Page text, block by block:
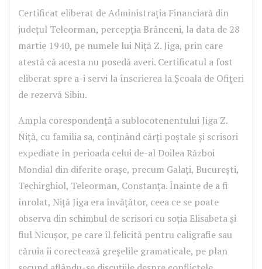
Certificat eliberat de Administrația Financiară din
județul Teleorman, percepția Brânceni, la data de 28
martie 1940, pe numele lui Niță Z. Jiga, prin care
atestă că acesta nu posedă averi. Certificatul a fost
eliberat spre a-i servi la înscrierea la Școala de Ofițeri
de rezervă Sibiu.
Ampla corespondență a sublocotenentului Jiga Z.
Niță, cu familia sa, conținând cărți poștale și scrisori
expediate în perioada celui de-al Doilea Război
Mondial din diferite orașe, precum Galați, București,
Techirghiol, Teleorman, Constanța. Înainte de a fi
înrolat, Niță Jiga era învățător, ceea ce se poate
observa din schimbul de scrisori cu soția Elisabeta și
fiul Nicușor, pe care îl felicită pentru caligrafie sau
căruia îi corectează greșelile gramaticale, pe plan